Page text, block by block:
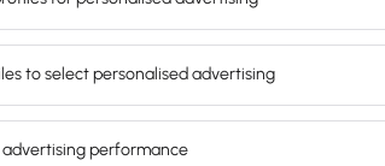
können demnach
des Wertes der Leistungen